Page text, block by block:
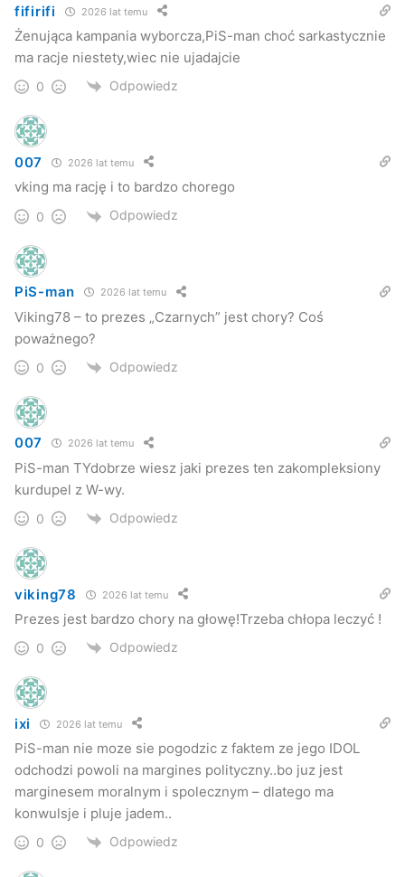
fifirifi 2026 lat temu
Żenująca kampania wyborcza,PiS-man choć sarkastycznie
ma racje niestety,wiec nie ujadajcie
0 Odpowiedz
007 2026 lat temu
vking ma rację i to bardzo chorego
0 Odpowiedz
PiS-man 2026 lat temu
Viking78 – to prezes „Czarnych” jest chory? Coś
poważnego?
0 Odpowiedz
007 2026 lat temu
PiS-man TYdobrze wiesz jaki prezes ten zakompleksiony
kurdupel z W-wy.
0 Odpowiedz
viking78 2026 lat temu
Prezes jest bardzo chory na głowę!Trzeba chłopa leczyć !
0 Odpowiedz
ixi 2026 lat temu
PiS-man nie moze sie pogodzic z faktem ze jego IDOL
odchodzi powoli na margines polityczny..bo juz jest
marginesem moralnym i spolecznym – dlatego ma
konwulsje i pluje jadem..
0 Odpowiedz